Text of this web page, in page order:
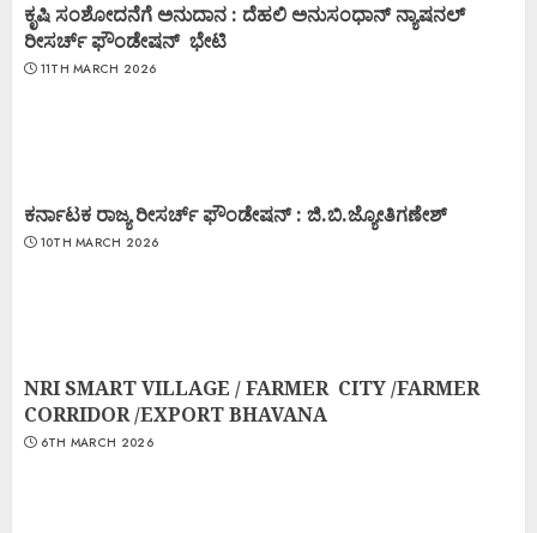
ಕೃಷಿ ಸಂಶೋದನೆಗೆ ಅನುದಾನ : ದೆಹಲಿ ಅನುಸಂಧಾನ್ ನ್ಯಾಷನಲ್
ರೀಸರ್ಚ್ ಫೌಂಡೇಷನ್ ಭೇಟಿ
11TH MARCH 2026
ಕರ್ನಾಟಕ ರಾಜ್ಯ ರೀಸರ್ಚ್ ಫೌಂಡೇಷನ್ : ಜಿ.ಬಿ.ಜ್ಯೋತಿಗಣೇಶ್
10TH MARCH 2026
NRI SMART VILLAGE / FARMER CITY /FARMER
CORRIDOR /EXPORT BHAVANA
6TH MARCH 2026